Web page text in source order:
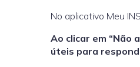
No aplicativo Meu
Ao clicar em
úteis para